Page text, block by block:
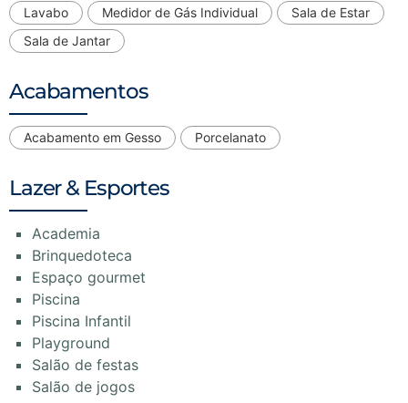
Lavabo
Medidor de Gás Individual
Sala de Estar
Sala de Jantar
Acabamentos
Acabamento em Gesso Porcelanato
Lazer & Esportes
Academia
Brinquedoteca
Espaço gourmet
Piscina
Piscina Infantil
Playground
Salão de festas
Salão de jogos